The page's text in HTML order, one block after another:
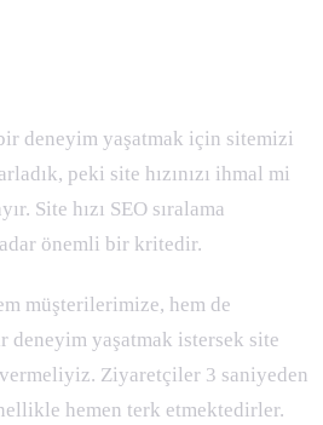
deneyim yaşatmak için sitemizi
peki site hızınızı ihmal mi
Site hızı SEO sıralama
önemli bir kritedir.
müşterilerimize, hem de
deneyim yaşatmak istersek site
vermeliyiz. Ziyaretçiler 3 saniyeden
hemen terk etmektedirler.